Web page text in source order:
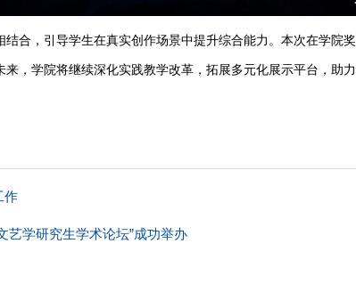
结合，引导学生在真实创作场景中提升综合能力。本次在学院
，学院将继续深化实践教学改革，拓展多元化展示平台，助
作
学研究生学术论坛”成功举办